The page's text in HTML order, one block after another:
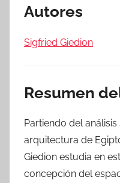
Autores
Sigfried Giedion
Resumen
Partiendo del
arquitectura de
Giedion estudia en
concepción del